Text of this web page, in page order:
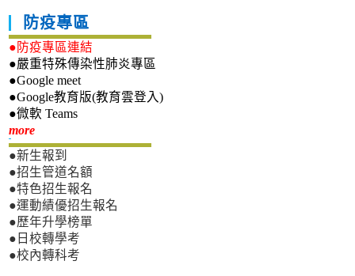
防疫專區
●防疫專區連結
●嚴重特殊傳染性肺炎專區
●Google meet
●Google教育版(教育雲登入)
●微軟 Teams
more新生專區
●新生報到
●招生管道名額
●特色招生報名
●運動績優招生報名
●歷年升學榜單
●日校轉學考
●校內轉科考